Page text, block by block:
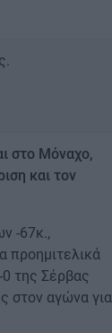
στο Μόναχο,
και τον
-67κ.,
προημιτελικά
της Σέρβας
στον αγώνα για